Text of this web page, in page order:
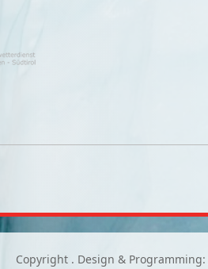
Copyright . Design & Programming: